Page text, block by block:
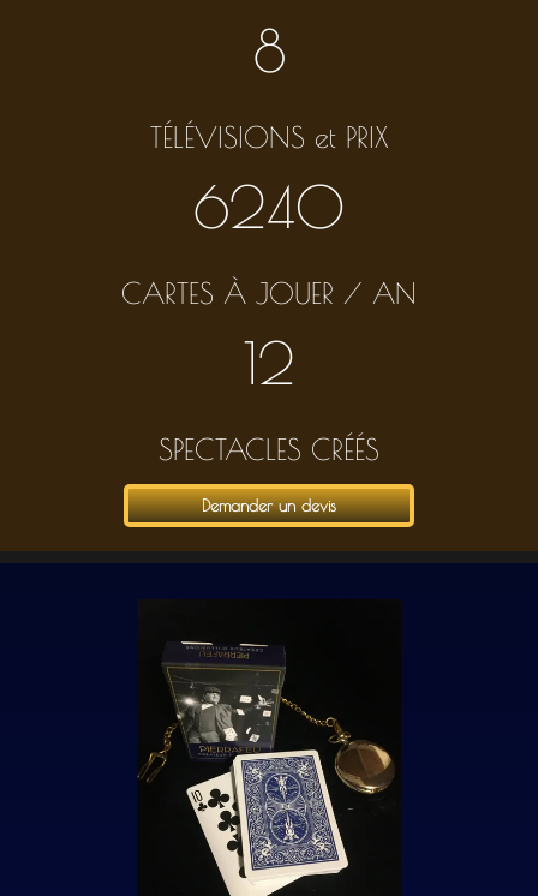
8
TÉLÉVISIONS et PRIX
6240
CARTES À JOUER / AN
12
SPECTACLES CRÉÉS
Demander un devis